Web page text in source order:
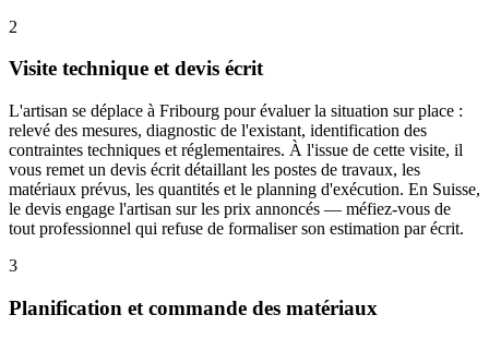
2
Visite technique et devis écrit
L'artisan se déplace à Fribourg pour évaluer la situation sur place :
relevé des mesures, diagnostic de l'existant, identification des
contraintes techniques et réglementaires. À l'issue de cette visite, il
vous remet un devis écrit détaillant les postes de travaux, les
matériaux prévus, les quantités et le planning d'exécution. En Suisse,
le devis engage l'artisan sur les prix annoncés — méfiez-vous de
tout professionnel qui refuse de formaliser son estimation par écrit.
3
Planification et commande des matériaux